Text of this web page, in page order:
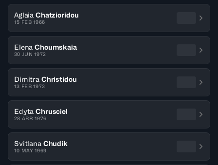
Aglaia Chatzioridou
15 FEB 1966
Elena Choumskaia
30 JUN 1972
Dimitra Christidou
13 FEB 1973
Edyta Chrusciel
28 ABR 1976
Svitlana Chudik
10 MAY 1969